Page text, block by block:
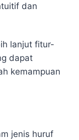
dan
lanjut fitur-
dapat
kemampuan
jenis huruf